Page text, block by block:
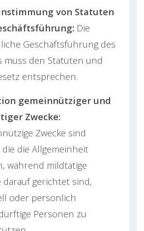
von Statuten
Die
Geschäftsführung des
muss den Statuten und
entsprechen​​.
gemeinnütziger und
Zwecke:
Zwecke sind
die die Allgemeinheit
während mildtätige
darauf gerichtet sind,
oder persönlich
Personen zu